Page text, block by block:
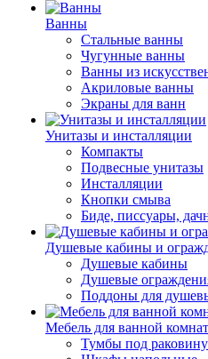
Ванны
Стальные ванны
Чугунные ванны
Ванны из
Акриловые ванны
Экраны для ванн
Унитазы и инсталляции
Компакты
Подвесные унитазы
Инсталляции
Кнопки смыва
Биде, писсуары,
Душевые кабины и
Душевые кабины
Душевые
Поддоны для
Мебель для ванной
Тумбы под раковину